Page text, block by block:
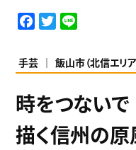
手芸 飯山市（北信エリ
F
c
e
o
k
T
i
t
e
r
n
e
時をつない
描く信州の